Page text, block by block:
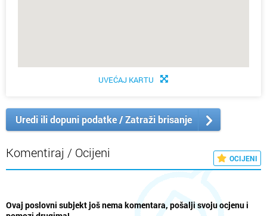
UVEĆAJ KARTU
Uredi ili dopuni podatke / Zatraži brisanje
Komentiraj / Ocijeni OCIJENI
Ovaj poslovni subjekt još nema komentara, pošalji svoju ocjenu i